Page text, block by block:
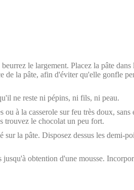
le largement. Placez la pâte dans
de la pâte, afin d'éviter qu'elle gonfle
ne reste ni pépins, ni fils, ni peau.
à la casserole sur feu très doux, sans
trouvez le chocolat un peu fort.
la pâte. Disposez dessus les demi-
obtention d'une mousse.